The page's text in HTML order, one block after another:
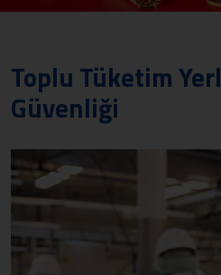
Toplu Tüketim
Güvenliği